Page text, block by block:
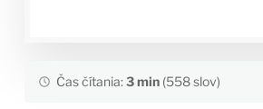
Čas čítania:3 min(558 slov)